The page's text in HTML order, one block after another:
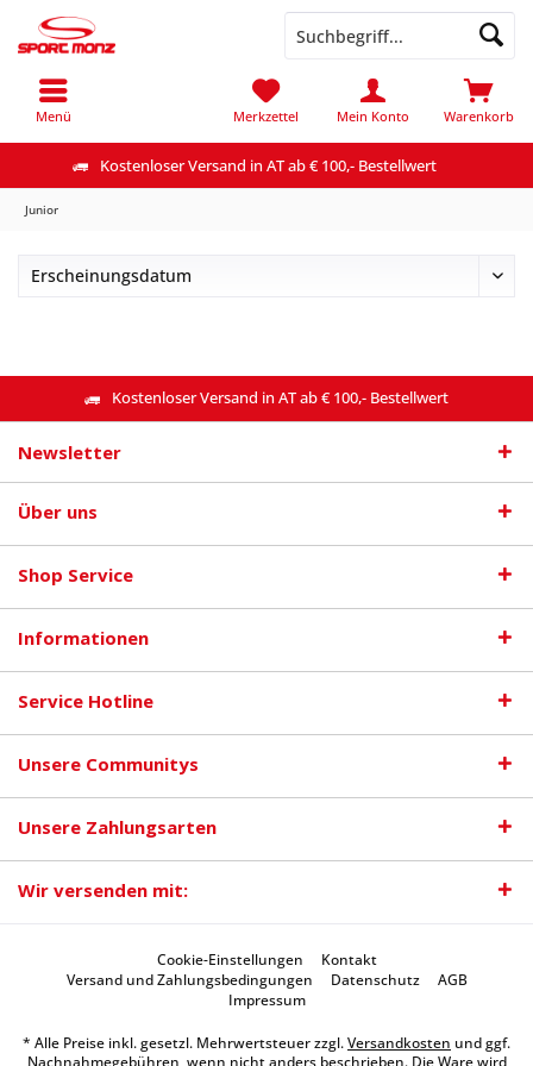
Kostenloser Versand in AT ab € 100,- Bestellwert
Menü Warenkorb
Merkzettel Mein Konto
Junior
Kostenloser Versand in AT ab € 100,- Bestellwert
Newsletter
Über uns
Shop Service
Informationen
Service Hotline
Unsere Communitys
Unsere Zahlungsarten
Wir versenden mit:
Cookie-Einstellungen
Kontakt
Versand und Zahlungsbedingungen
Datenschutz
AGB
Impressum
* Alle Preise inkl. gesetzl. Mehrwertsteuer zzgl.Versandkosten und ggf.
Nachnahmegebühren, wenn nicht anders beschrieben. Die Ware wird